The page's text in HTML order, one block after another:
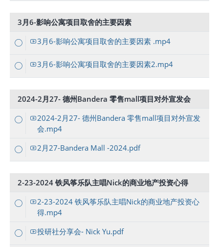
3月6-影响公寓项目取舍的主要因素
3月6-影响公寓项目取舍的主要因素 .mp4
3月6-影响公寓项目取舍的主要因素2.mp4
2024-2月27- 德州Bandera 零售mall项目对外宣发会
2024-2月27- 德州Bandera 零售mall项目对外宣发
会.mp4
2月27-Bandera Mall -2024.pdf
2-23-2024 铁风筝乐队主唱Nick的商业地产投资心得
2-23-2024 铁风筝乐队主唱Nick的商业地产投资心
得.mp4
投研社分享会- Nick Yu.pdf